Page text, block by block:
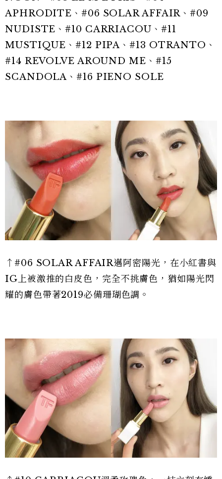
APHRODITE、#06 SOLAR AFFAIR、#09
NUDISTE、#10 CARRIACOU、#11
MUSTIQUE、#12 PIPA、#13 OTRANTO、
#14 REVOLVE AROUND ME、#15
SCANDOLA、#16 PIENO SOLE
↑#06 SOLAR AFFAIR邁阿密陽光，在小紅書與
IG上被激推的白皮色，完全不挑膚色，猶如陽光閃
耀的膚色帶著2019必備珊瑚色調。